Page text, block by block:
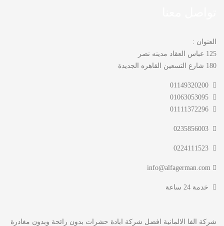
العنوان :
125 عباس العقاد مدينه نصر
180 شارع التسعين القاهره الجديدة
info@alfagerman.com
خدمة 24 ساعة
شركة الفا الالمانية افضل شركة ابادة حشرات بدون رائحة وبدون مغادرة